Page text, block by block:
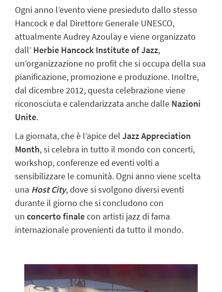
Ogni anno l’evento viene presieduto dallo stesso
Hancock e dal Direttore Generale UNESCO,
attualmente Audrey Azoulay e viene organizzato
dall’ Herbie Hancock Institute of Jazz,
un’organizzazione no profit che si occupa della sua
pianificazione, promozione e produzione. Inoltre,
dal dicembre 2012, questa celebrazione viene
riconosciuta e calendarizzata anche dalle Nazioni
Unite.
La giornata, che è l’apice del Jazz Appreciation
Month, si celebra in tutto il mondo con concerti,
workshop, conferenze ed eventi volti a
sensibilizzare le comunità. Ogni anno viene scelta
una Host City, dove si svolgono diversi eventi
durante il giorno che si concludono con
un concerto finalecon artisti jazz di fama
internazionale provenienti da tutto il mondo.